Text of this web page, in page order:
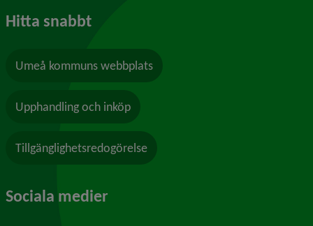
Hitta snabbt
Umeå kommuns webbplats
Upphandling och inköp
Tillgänglighetsredogörelse
Sociala medier